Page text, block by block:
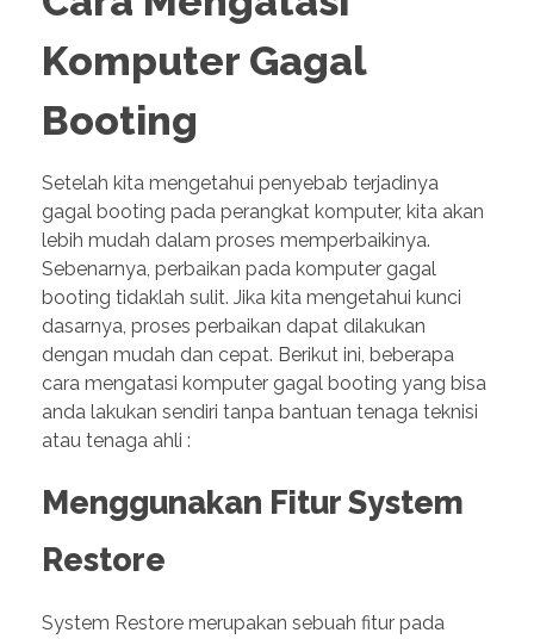
Komputer Gagal
Booting
Setelah kita mengetahui penyebab terjadinya
gagal booting pada perangkat komputer, kita akan
lebih mudah dalam proses memperbaikinya.
Sebenarnya, perbaikan pada komputer gagal
booting tidaklah sulit. Jika kita mengetahui kunci
dasarnya, proses perbaikan dapat dilakukan
dengan mudah dan cepat. Berikut ini, beberapa
cara mengatasi komputer gagal booting yang bisa
anda lakukan sendiri tanpa bantuan tenaga teknisi
atau tenaga ahli :
Menggunakan Fitur System
Restore
System Restore merupakan sebuah fitur pada